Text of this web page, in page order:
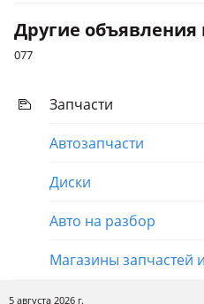
Другие объявления
077
Запчасти
Автозапчасти
Диски
Авто на разбор
Магазины запчастей
5 августа 2026 г.